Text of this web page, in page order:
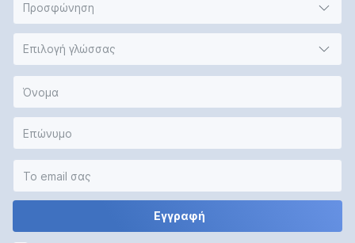
Προσφώνηση
Επιλογή γλώσσας
Εγγραφή